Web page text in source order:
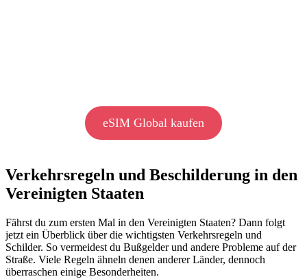
eSIM Global kaufen
Verkehrsregeln und Beschilderung in den
Vereinigten Staaten
Fährst du zum ersten Mal in den Vereinigten Staaten? Dann folgt
jetzt ein Überblick über die wichtigsten Verkehrsregeln und
Schilder. So vermeidest du Bußgelder und andere Probleme auf der
Straße. Viele Regeln ähneln denen anderer Länder, dennoch
überraschen einige Besonderheiten.